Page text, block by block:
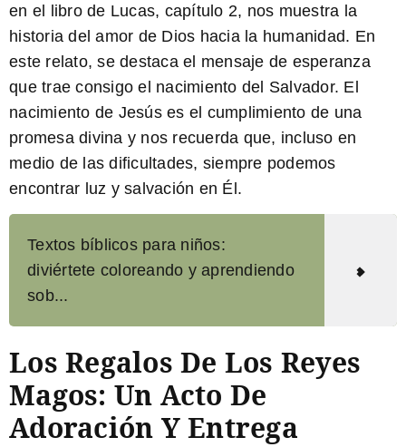
en el libro de Lucas, capítulo 2, nos muestra la
historia del amor de Dios hacia la humanidad. En
este relato, se destaca el mensaje de esperanza
que trae consigo el nacimiento del Salvador. El
nacimiento de Jesús es el cumplimiento de una
promesa divina y nos recuerda que, incluso en
medio de las dificultades, siempre podemos
encontrar luz y salvación en Él.
Textos bíblicos para niños:
diviértete coloreando y aprendiendo
sob...
Los Regalos De Los Reyes
Magos: Un Acto De
Adoración Y Entrega